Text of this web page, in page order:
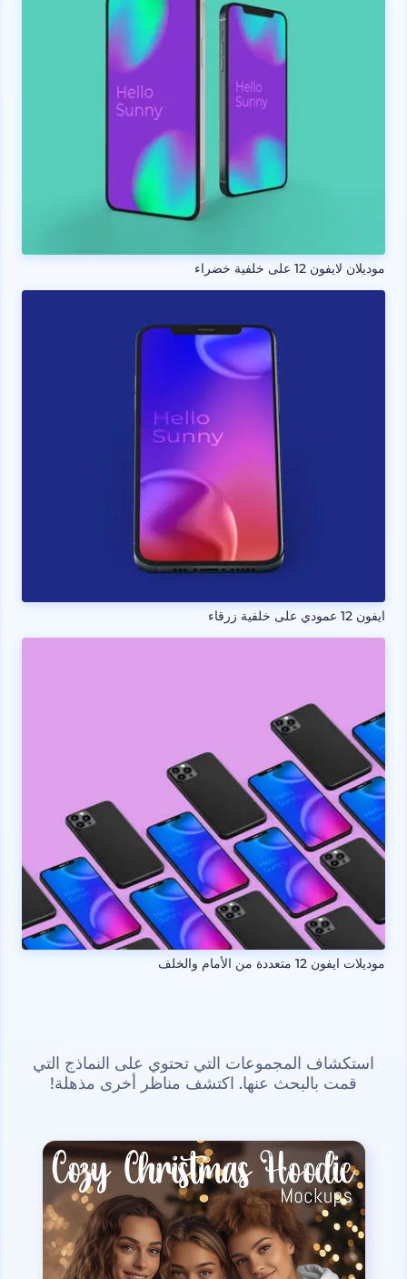
موديلان لايفون 12 على خلفية خضراء
ايفون 12 عمودي على خلفية زرقاء
موديلات ايفون 12 متعددة من الأمام والخلف
استكشاف المجموعات التي تحتوي على النماذج التي
قمت بالبحث عنها. اكتشف مناظر أخرى مذهلة!